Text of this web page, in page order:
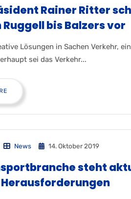
Rainer Ritter
bis Bal­zers vor
Lösungen in Sachen Verkehr,
sei das Verkehr...
News 14. Oktober 2019
steht